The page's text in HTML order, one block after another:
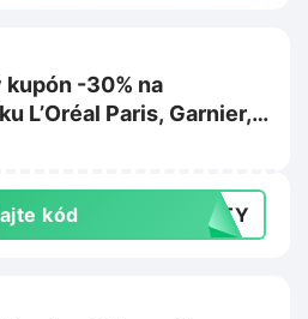
-30% na
L’Oréal Paris, Garnier,
kód AUTY